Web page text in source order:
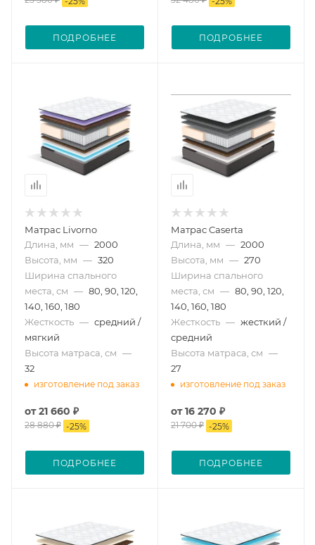
ПОДРОБНЕЕ ПОДРОБНЕЕ
Матрас Livorno
Длина, мм — 2000
Высота, мм — 320
Ширина спального
места, см — 80, 90, 120,
140, 160, 180
Жесткость — средний /
мягкий
Высота матраса, см —
32
изготовление под заказ
от21 660 ₽
28 880 ₽ -25%
ПОДРОБНЕЕ
Матрас Caserta
Длина, мм — 2000
Высота, мм — 270
Ширина спального
места, см — 80, 90, 120,
140, 160, 180
Жесткость — жесткий /
средний
Высота матраса, см —
27
изготовление под заказ
от16 270 ₽
21 700 ₽ -25%
ПОДРОБНЕЕ